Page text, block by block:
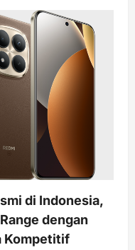
di Indonesia,
dengan
Kompetitif